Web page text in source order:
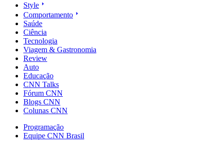
Style
Comportamento
Saúde
Ciência
Tecnologia
Viagem & Gastronomia
Review
Auto
Educação
CNN Talks
Fórum CNN
Blogs CNN
Colunas CNN
Programação
Equipe CNN Brasil